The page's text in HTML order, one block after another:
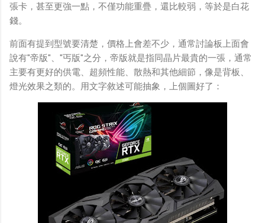
張卡，甚至更強一點，不僅功能重疊，還比較弱，等於是白花
錢。
前面有提到型號要清楚，價格上會差不少，通常討論板上面會
說有"帝版"、"丐版"之分，帝版就是指同晶片最貴的一張，通常
主要有更好的供電、超頻性能、散熱和其他細節，像是背板、
燈光效果之類的。用文字敘述可能抽象，上個圖好了：